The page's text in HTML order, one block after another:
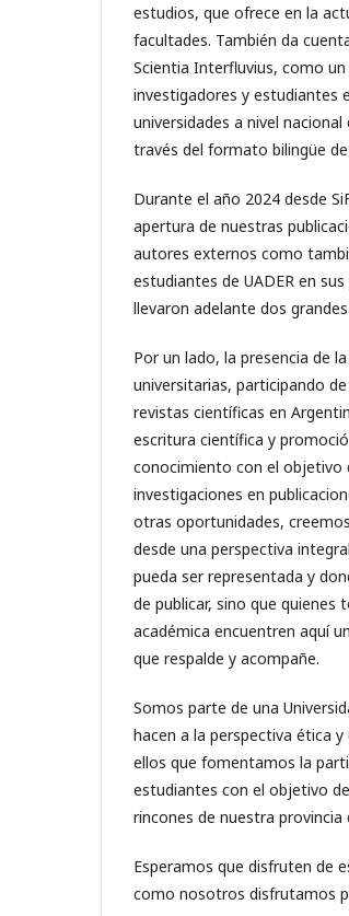
estudios, que ofrece en la
facultades. También da
Scientia Interfluvius, como
investigadores y estudiantes
universidades a nivel
través del formato bilingüe
Durante el año 2024 desde
apertura de nuestras
autores externos como
estudiantes de UADER en
llevaron adelante dos
Por un lado, la presencia de
universitarias, participando
revistas científicas en
escritura científica y
conocimiento con el objetivo
investigaciones en
otras oportunidades,
desde una perspectiva
pueda ser representada y
de publicar, sino que quienes
académica encuentren aquí
que respalde y acompañe.
Somos parte de una
hacen a la perspectiva ética
ellos que fomentamos la
estudiantes con el objetivo
rincones de nuestra provincia
Esperamos que disfruten de
como nosotros disfrutamos